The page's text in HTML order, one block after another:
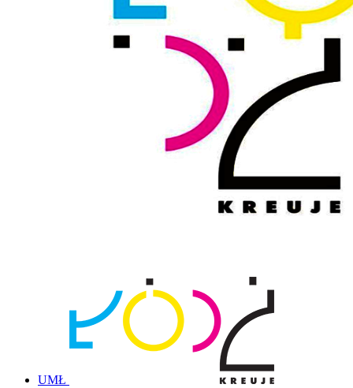
UMŁ